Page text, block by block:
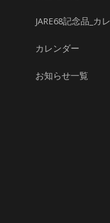
JARE68記念品_カ
カレンダー
お知らせ一覧